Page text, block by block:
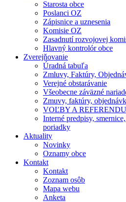
Starosta obce
Poslanci OZ
Zápisnice a uznesenia
Komisie OZ
Zasadnutí rozvojovej
Hlavný kontrolór obce
Zverejňovanie
Úradná tabuľa
Zmluvy, Faktúry,
Verejné obstarávanie
Všeobecne záväzné
Zmuvy, faktúry,
VOĽBY A
Interné predpisy,
poriadky
Aktuality
Novinky
Oznamy obce
Kontakt
Kontakt
Zoznam osôb
Mapa webu
Anketa